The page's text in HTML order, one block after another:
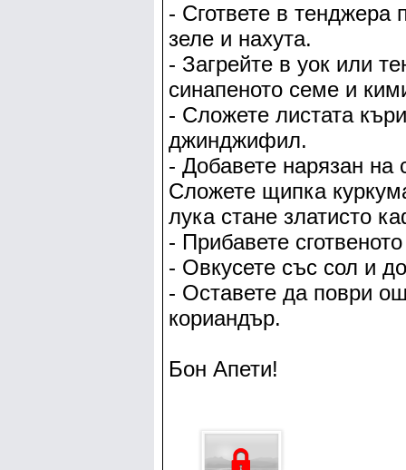
- Сгответе в тенджера
зеле и нахута.
- Загрейте в уок или
синапеното семе и
- Сложете листата
джинджифил.
- Добавете нарязан на
Сложете щипка
лука стане златисто
- Прибавете
- Овкусете със сол и
- Оставете да поври
кориандър.
Бон Апети!